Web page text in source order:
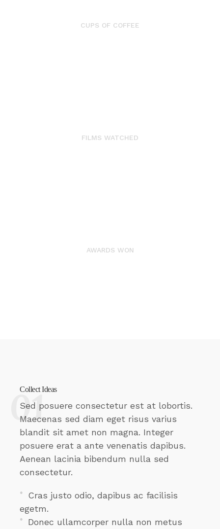
CUPS OF COFFEE
FILMS WATCHED
AWARDS WON
Collect Ideas
Sed posuere consectetur est at lobortis.
Maecenas sed diam eget risus varius
blandit sit amet non magna. Integer
posuere erat a ante venenatis dapibus.
Aenean lacinia bibendum nulla sed
consectetur.
Cras justo odio, dapibus ac facilisis
egetm.
Donec ullamcorper nulla non metus